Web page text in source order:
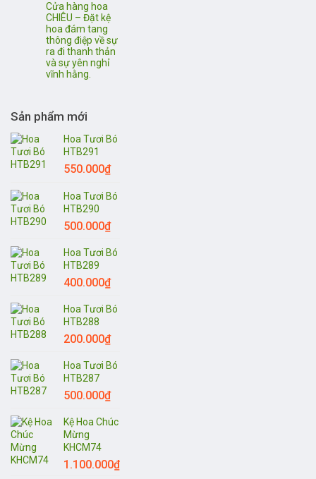
Cửa hàng hoa
CHIÊU – Đặt kệ
hoa đám tang
thông điệp về sự
ra đi thanh thản
và sự yên nghỉ
vĩnh hằng.
Sản phẩm mới
Hoa Tươi Bó
HTB291
550.000₫
Hoa Tươi Bó
HTB290
500.000₫
Hoa Tươi Bó
HTB289
400.000₫
Hoa Tươi Bó
HTB288
200.000₫
Hoa Tươi Bó
HTB287
500.000₫
Kệ Hoa Chúc
Mừng
KHCM74
1.100.000₫